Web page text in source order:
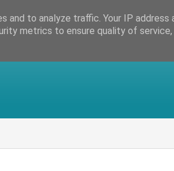
to analyze traffic. Your IP address
metrics to ensure quality of